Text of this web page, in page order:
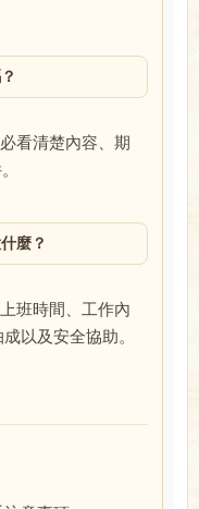
看清楚內容、期
麼？
班時間、工作內
以及安全協助。